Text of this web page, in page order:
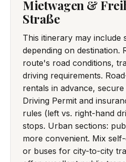
Mietwagen &
Straße
This itinerary may include
depending on destination.
route's road conditions,
driving requirements.
rentals in advance,
Driving Permit and
rules (left vs. right-hand
stops. Urban sections:
more convenient. Mix
or buses for city-to-city